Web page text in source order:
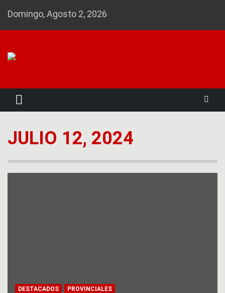
Domingo, Agosto 2, 2026
JULIO 12, 2024
DESTACADOS PROVINCIALES